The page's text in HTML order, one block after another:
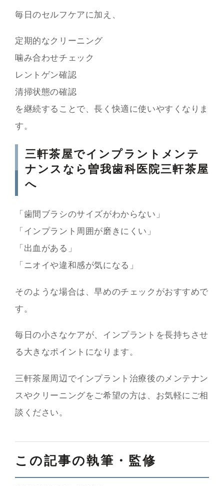
毎日のセルフケアに加え、
定期的なクリーニング
噛み合わせチェック
レントゲン確認
清掃状態の確認
を継続することで、長く快適に使いやすくなりま
す。
三軒茶屋でインプラントメンテ
ナンスなら曽我歯科医院三軒茶屋
へ
「歯間ブラシのサイズがわからない」
「インプラント周囲が磨きにくい」
「出血がある」
「ニオイや違和感が気になる」
そのような場合は、早めのチェックがおすすめで
す。
毎日の小さなケアが、インプラントを長持ちさせ
る大きなポイントになります。
三軒茶屋周辺でインプラント治療後のメンテナン
スやクリーニングをご希望の方は、お気軽にご相
談ください。
この記事の執筆・監修